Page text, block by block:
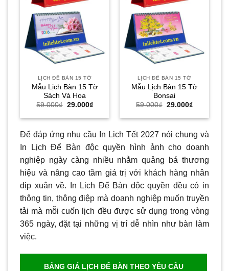
LỊCH ĐỂ BÀN 15 TỜ
Mẫu Lịch Bàn 15 Tờ
Sách Và Hoa
59.000₫ Giá
là:
29.000₫Giá
tại
29.000₫.
LỊCH ĐỂ BÀN 15 TỜ
Mẫu Lịch Bàn 15 Tờ
Bonsai
59.000₫ Giá
là:
29.000₫Giá
tại
29.000₫.
Để đáp ứng nhu cầu In Lịch Tết 2027 nói chung và
In Lịch Để Bàn độc quyền hình ảnh cho doanh
nghiệp ngày càng nhiều nhằm quảng bá thương
hiệu và nâng cao tầm giá trị với khách hàng nhân
dịp xuân về. In Lịch Để Bàn độc quyền đều có in
thông tin, thông điệp mà doanh nghiệp muốn truyền
tải mà mỗi cuốn lịch đều được sử dụng trong vòng
365 ngày, đặt tại những vị trí dễ nhìn như bàn làm
việc.
BẢNG GIÁ LỊCH ĐỂ BÀN THEO YÊU CẦU